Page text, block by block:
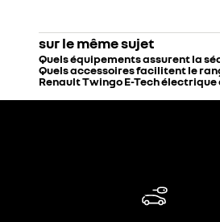
sur le même sujet
Quels équipements assurent la
Quels accessoires facilitent le
Renault Twingo E-Tech